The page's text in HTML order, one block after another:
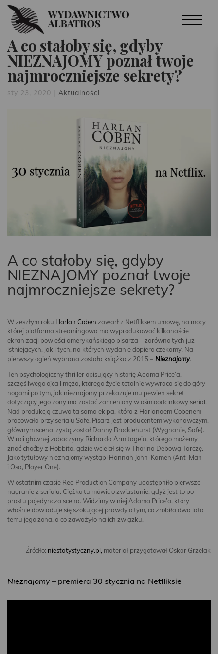
A co stałoby się, gdyby
NIEZNAJOMY poznał twoje
najmroczniejsze sekrety?
sty 23, 2020 | Aktualności
A co stałoby się, gdyby
NIEZNAJOMY poznał twoje
najmroczniejsze sekrety?
W zeszłym roku Harlan Coben zawarł z Netfliksem umowę, na mocy
której platforma streamingowa ma wyprodukować kilkanaście
ekranizacji powieści amerykańskiego pisarza – zarówno tych już
istniejących, jak i tych, na których wydanie dopiero czekamy. Na
pierwszy ogień wybrana została książka z 2015 – Nieznajomy.
Ten psychologiczny thriller opisujący historię Adama Price’a,
szczęśliwego ojca i męża, którego życie totalnie wywraca się do góry
nogami po tym, jak nieznajomy przekazuje mu pewien sekret
dotyczący jego żony ma zostać zamieniony w ośmioodcinkowy serial.
Nad produkcją czuwa ta sama ekipa, która z Harlanaem Cobenem
pracowała przy serialu Safe. Pisarz jest producentem wykonawczym,
głównym scenarzystą został Danny Brocklehurst (Wygnanie, Safe).
W roli głównej zobaczymy Richarda Armitage’a, którego możemy
znać choćby z Hobbita, gdzie wcielał się w Thorina Dębową Tarczę.
Jako tytułowy nieznajomy wystąpi Hannah John-Kamen (Ant-Man
i Osa, Player One).
W ostatnim czasie Red Production Company udostępniło pierwsze
nagranie z serialu. Ciężko tu mówić o zwiastunie, gdyż jest to po
prostu pojedyncza scena. Widzimy w niej Adama Price’a, który
właśnie dowiaduje się szokującej prawdy o tym, co zrobiła dwa lata
temu jego żona, a co zaważyło na ich związku.
Źródło: niestatystyczny.pl, materiał przygotował Oskar Grzelak
Nieznajomy – premiera 30 stycznia na Netfliksie